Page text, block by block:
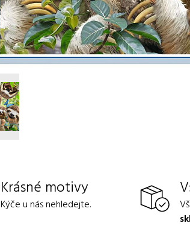
Krásné motivy
Kýče u nás nehledejte.